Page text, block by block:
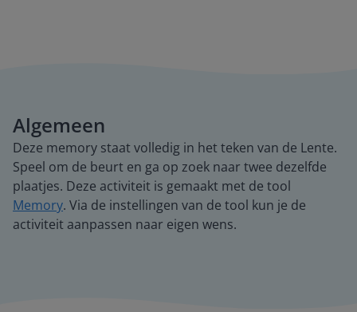
Algemeen
Deze memory staat volledig in het teken van de Lente.
Speel om de beurt en ga op zoek naar twee dezelfde
plaatjes. Deze activiteit is gemaakt met de tool
Memory. Via de instellingen van de tool kun je de
activiteit aanpassen naar eigen wens.